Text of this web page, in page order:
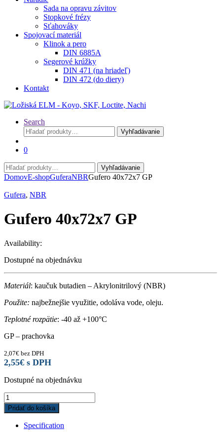
Sada na opravu závitov
Stopkové frézy
Sťahováky
Spojovací materiál
Klinok a pero
DIN 6885A
Segerové krúžky
DIN 471 (na hriadeľ)
DIN 472 (do diery)
Kontakt
Search
Hľadať:
Vyhľadávanie
0
Hľadať:
Vyhľadávanie
DomovE-shopGuferaNBRGufero 40x72x7 GP
Gufera, NBR
Gufero 40x72x7 GP
Availability:
Dostupné na objednávku
Materiál: kaučuk butadien – Akrylonitrilový (NBR)
Použite: najbežnejšie využitie, odoláva vode, oleju.
Teplotné rozpätie: -40 až +100°C
GP – prachovka
2,07€ bez DPH
2,55€ s DPH
Dostupné na objednávku
Gufero
40x72x7
GP
quantity
Pridať do košíka
Specification